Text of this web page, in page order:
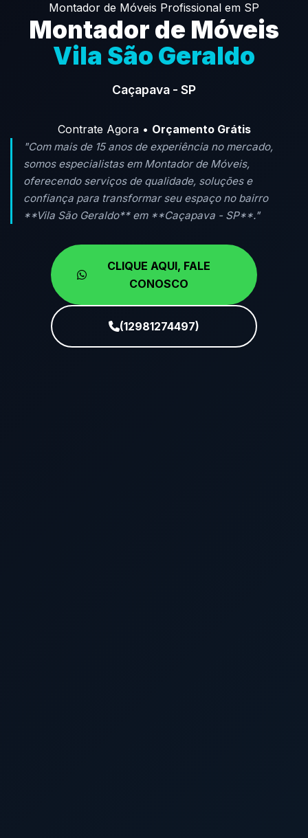
Montador de Móveis Profissional em SP
Montador de Móveis
Vila São Geraldo
Caçapava - SP
Contrate Agora • Orçamento Grátis
"Com mais de 15 anos de experiência no mercado,
somos especialistas em Montador de Móveis,
oferecendo serviços de qualidade, soluções e
confiança para transformar seu espaço no bairro
**Vila São Geraldo** em **Caçapava - SP**."
CLIQUE AQUI, FALE
CONOSCO
(12981274497)